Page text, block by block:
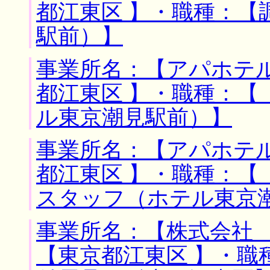
都江東区 】・職種：
駅前）】
事業所名：【アパホ
都江東区 】・職種：【
ル東京潮見駅前）】
事業所名：【アパホ
都江東区 】・職種：
スタッフ（ホテル東京
事業所名：【株式会
【東京都江東区 】・